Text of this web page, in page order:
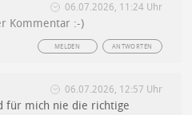
06.07.2026, 11:24 Uhr
Kommentar :-)
ANTWORTEN
MELDEN
06.07.2026, 12:57 Uhr
für mich nie die richtige